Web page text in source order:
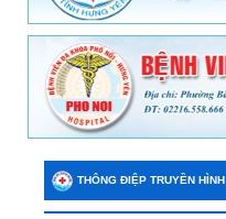
THÔNG ĐIỆP TRUYỀN HÌNH